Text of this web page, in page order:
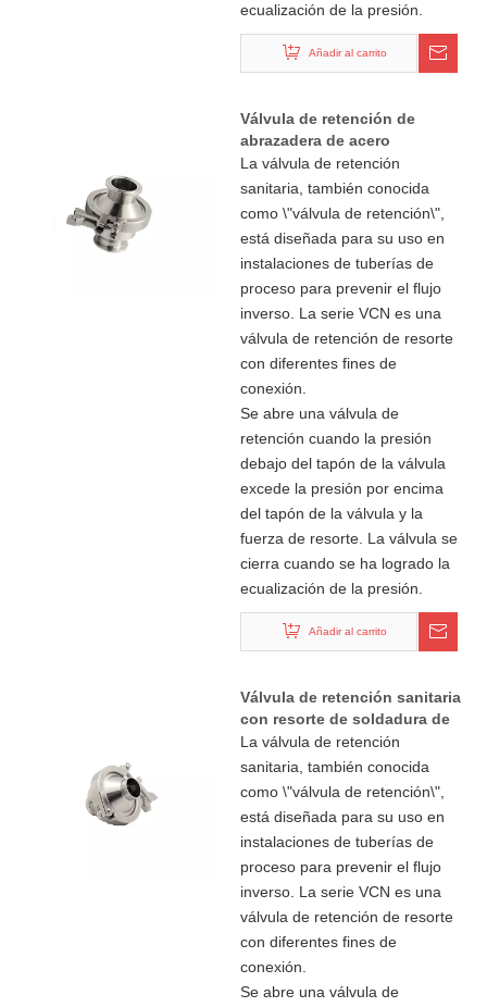
ecualización de la presión.
Añadir al carrito
Válvula de retención de
abrazadera de acero
inoxidable Sanitary 304 316L
La válvula de retención
sanitaria, también conocida
como \"válvula de retención\",
está diseñada para su uso en
instalaciones de tuberías de
proceso para prevenir el flujo
inverso. La serie VCN es una
válvula de retención de resorte
con diferentes fines de
conexión.
Se abre una válvula de
retención cuando la presión
debajo del tapón de la válvula
excede la presión por encima
del tapón de la válvula y la
fuerza de resorte. La válvula se
cierra cuando se ha logrado la
ecualización de la presión.
Añadir al carrito
Válvula de retención sanitaria
con resorte de soldadura de
acero inoxidable 316L
La válvula de retención
sanitaria, también conocida
como \"válvula de retención\",
está diseñada para su uso en
instalaciones de tuberías de
proceso para prevenir el flujo
inverso. La serie VCN es una
válvula de retención de resorte
con diferentes fines de
conexión.
Se abre una válvula de